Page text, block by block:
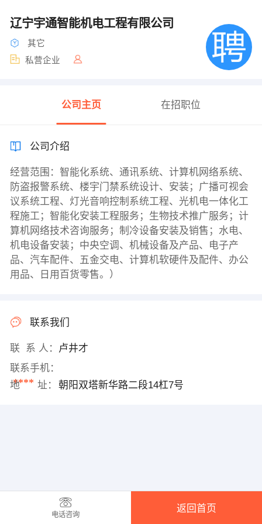
辽宁宇通智能机电工程有限公司
其它
私营企业
公司主页 在招职位
公司介绍
经营范围：智能化系统、通讯系统、计算机网络系统、
防盗报警系统、楼宇门禁系统设计、安装；广播可视会
议系统工程、灯光音响控制系统工程、光机电一体化工
程施工；智能化安装工程服务；生物技术推广服务；计
算机网络技术咨询服务；制冷设备安装及销售；水电、
机电设备安装；中央空调、机械设备及产品、电子产
品、汽车配件、五金交电、计算机软硬件及配件、办公
用品、日用百货零售。）
联系我们
联 系 人： 卢井才
联系手机：
****
地 址： 朝阳双塔新华路二段14杠7号
电话咨询
返回首页